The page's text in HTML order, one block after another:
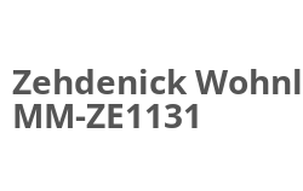
Zehdenick
MM-ZE1131